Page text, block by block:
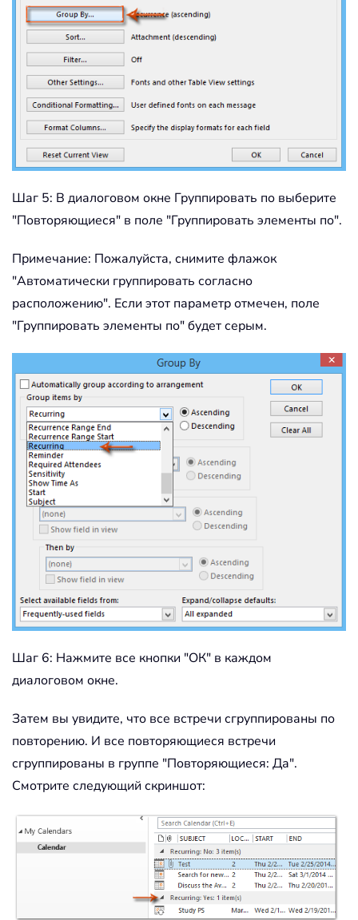
Шаг 5: В диалоговом окне Группировать по выберите
"Повторяющиеся" в поле "Группировать элементы по".
Примечание: Пожалуйста, снимите флажок
"Автоматически группировать согласно
расположению". Если этот параметр отмечен, поле
"Группировать элементы по" будет серым.
Шаг 6: Нажмите все кнопки "ОК" в каждом
диалоговом окне.
Затем вы увидите, что все встречи сгруппированы по
повторению. И все повторяющиеся встречи
сгруппированы в группе "Повторяющиеся: Да".
Смотрите следующий скриншот: